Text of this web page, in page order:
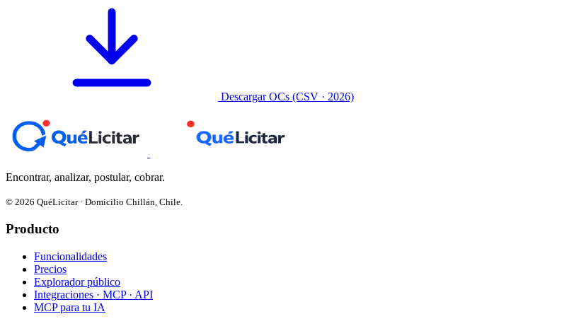
Descargar OCs (CSV · 2026)
Encontrar, analizar, postular, cobrar.
© 2026 QuéLicitar · Domicilio Chillán, Chile.
Producto
Funcionalidades
Precios
Explorador público
Integraciones · MCP · API
MCP para tu IA